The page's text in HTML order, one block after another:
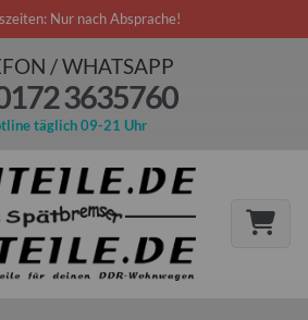
Nur nach Absprache!
/ WHATSAPP
3635760
täglich 09-21 Uhr